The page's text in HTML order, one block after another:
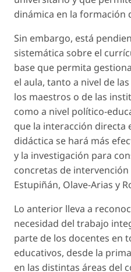
dinámica en la formación
Sin embargo, está
sistemática sobre el
base que permita
el aula, tanto a nivel de
los maestros o de las
como a nivel político-
que la interacción directa
didáctica se hará más
y la investigación para
concretas de
Estupiñán, Olave-Arias y
Lo anterior lleva a
necesidad del trabajo
parte de los docentes en
educativos, desde la
en las distintas áreas del